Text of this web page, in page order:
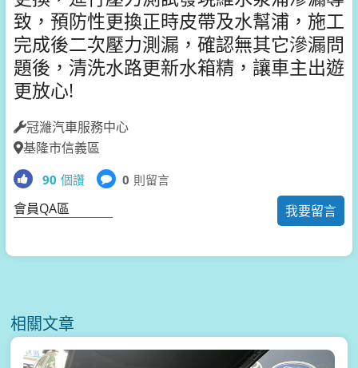
致，預防性更換正時皮帶及水幫浦，施工
完成後二次壓力測漏，確認無其它滲漏問
題後，清洗水路更新水箱精，讓車主出遊
更放心!
冠濰汽車服務中心
基隆市信義區
90 個讚 0 則留言
我要留言
會員QA區
相關文章